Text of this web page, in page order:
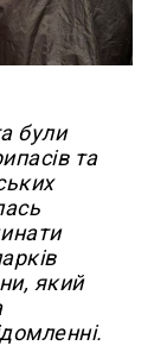
були
та
який